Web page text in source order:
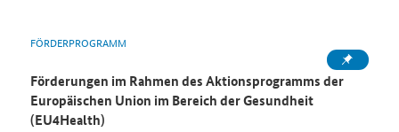
FÖRDERPROGRAMM
Förderungen im Rahmen des Aktionsprogramms der
Europäischen Union im Bereich der Gesundheit
(EU4Health)